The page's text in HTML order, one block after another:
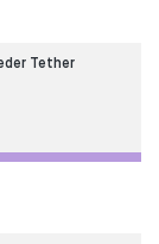
Tether